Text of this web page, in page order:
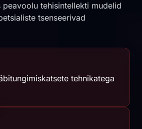
peavoolu tehisintellekti mudelid
tsenseerivad
tehnikatega